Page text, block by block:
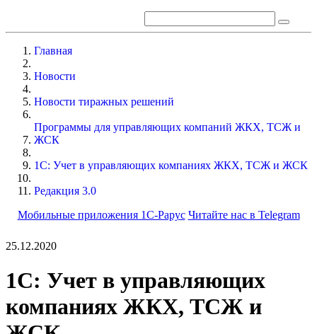
Главная
Новости
Новости тиражных решений
Программы для управляющих компаний ЖКХ, ТСЖ и
ЖСК
1С: Учет в управляющих компаниях ЖКХ, ТСЖ и ЖСК
Редакция 3.0
Мобильные приложения 1С-Рарус Читайте нас в Telegram
25.12.2020
1С: Учет в управляющих
компаниях ЖКХ, ТСЖ и